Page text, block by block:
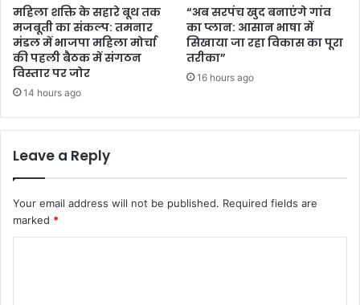
महिला शक्ति के सहारे बूथ तक
मजबूती का संकल्प: तमनार
मंडल में भाजपा महिला मोर्चा
की पहली बैठक में संगठन
विस्तार पर जोर
14 hours ago
“अब सरपंच खुद बनाएंगे गांव
का प्लान: आसान भाषा में
सिखाया जा रहा विकास का पूरा
तरीका”
16 hours ago
Leave a Reply
Your email address will not be published. Required fields are
marked *